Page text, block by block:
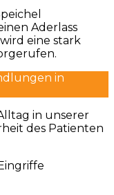
Aderlass
eine stark
in
in unserer
des Patienten